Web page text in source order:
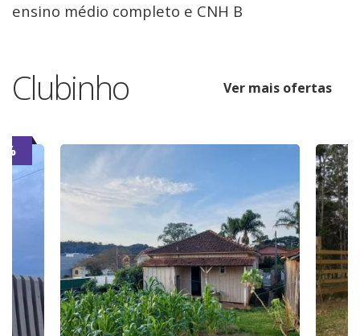
ensino médio completo e CNH B
Clubinho Ver mais ofertas